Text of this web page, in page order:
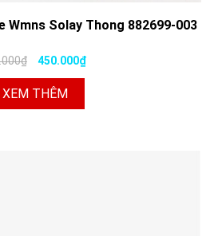
Wmns Solay Thong 882699-003
450.000₫
XEM THÊM